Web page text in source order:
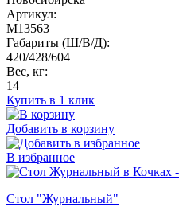
Артикул:
M13563
Габариты (Ш/В/Д):
420/428/604
Вес, кг:
14
Купить в 1 клик
Добавить в корзину
В избранное
Стол "Журнальный"